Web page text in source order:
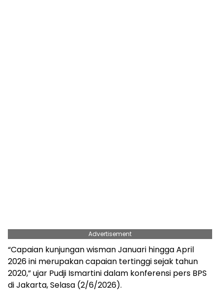
Advertisement
“Capaian kunjungan wisman Januari hingga April
2026 ini merupakan capaian tertinggi sejak tahun
2020,” ujar Pudji Ismartini dalam konferensi pers BPS
di Jakarta, Selasa (2/6/2026).